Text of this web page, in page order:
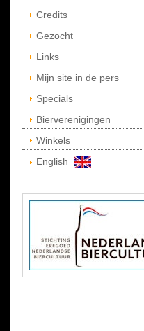
Credits
Gezocht
Links
Mijn site in de pers
Specials
Bierverenigingen
Winkels
English